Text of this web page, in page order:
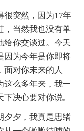
很突然，因为17年
，当然我也没有单
给你交谈过。今天
因为今年是你即将
面对你未来的人
这么多年来，我一
决心要对你说。
夕夕，我真是思绪